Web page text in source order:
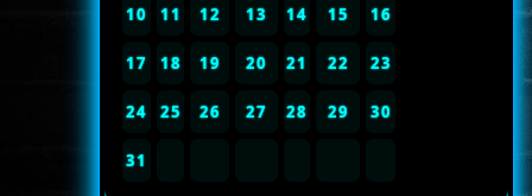
10 11 12 13 14 15 16
17 18 19 20 21 22 23
24 25 26 27 28 29 30
31